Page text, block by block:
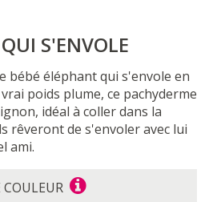
S'ENVOLE
bébé éléphant qui s'envole en
poids plume, ce pachyderme
idéal à coller dans la
rêveront de s'envoler avec lui
ami.
COULEUR